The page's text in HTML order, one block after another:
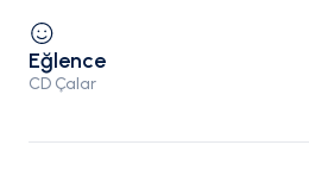
Eğlence
CD Çalar